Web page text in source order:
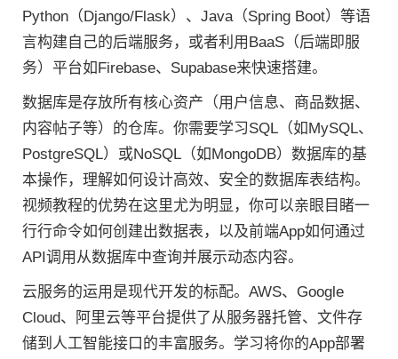
Python（Django/Flask）、Java（Spring Boot）等语
言构建自己的后端服务，或者利用BaaS（后端即服
务）平台如Firebase、Supabase来快速搭建。
数据库是存放所有核心资产（用户信息、商品数据、
内容帖子等）的仓库。你需要学习SQL（如MySQL、
PostgreSQL）或NoSQL（如MongoDB）数据库的基
本操作，理解如何设计高效、安全的数据库表结构。
视频教程的优势在这里尤为明显，你可以亲眼目睹一
行行命令如何创建出数据表，以及前端App如何通过
API调用从数据库中查询并展示动态内容。
云服务的运用是现代开发的标配。AWS、Google
Cloud、阿里云等平台提供了从服务器托管、文件存
储到人工智能接口的丰富服务。学习将你的App部署